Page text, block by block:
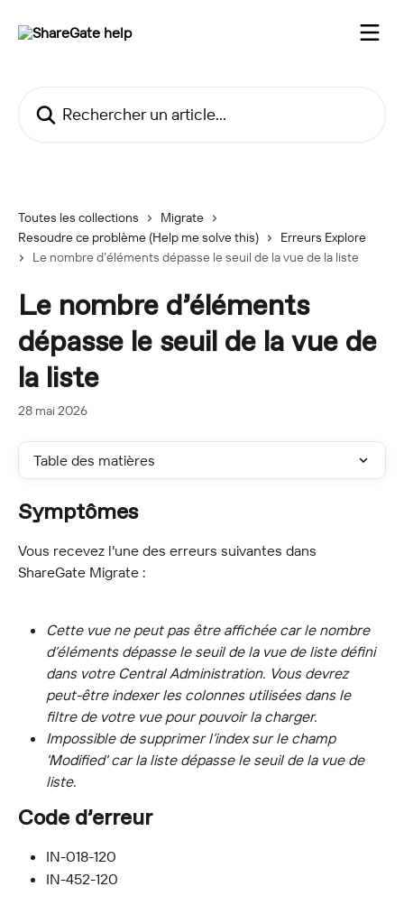
Toutes les collections
Migrate
Resoudre ce problème (Help me solve this)
Erreurs Explore
Le nombre d’éléments dépasse le seuil de la vue de la liste
Le nombre d’éléments
dépasse le seuil de la vue de
la liste
28 mai 2026
Table des matières
Symptômes
Vous recevez l'une des erreurs suivantes dans
ShareGate Migrate :
Cette vue ne peut pas être affichée car le nombre
d’éléments dépasse le seuil de la vue de liste défini
dans votre Central Administration. Vous devrez
peut-être indexer les colonnes utilisées dans le
filtre de votre vue pour pouvoir la charger.
Impossible de supprimer l’index sur le champ
'Modified' car la liste dépasse le seuil de la vue de
liste.
Code d’erreur
IN-018-120
IN-452-120